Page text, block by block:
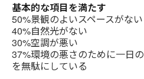
基本的な項目を満たす
50%景観のよいスペースがない
40%自然光がない
30%空調が悪い
37%環境の悪さのために一日
を無駄にしている